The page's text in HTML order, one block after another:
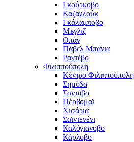
Γκούρκοβο
Καζανλούκ
Γκάλαμποβο
Μъγλιζ
Οπάν
Πάβελ Μπάνια
Ραντέβο
Φιλιππούπολη
Κέντρο Φιλιππούπολη
Σημύδα
Σαντόβο
Πέρβομαϊ
Χισάρια
Σαϊντενένι
Καλόγιανοβο
Κάρλοβο